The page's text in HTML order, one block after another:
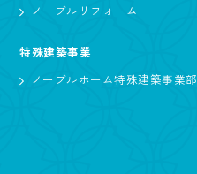
ノーブルリフォーム
特殊建築事業
ノーブルホーム特殊建築事業部